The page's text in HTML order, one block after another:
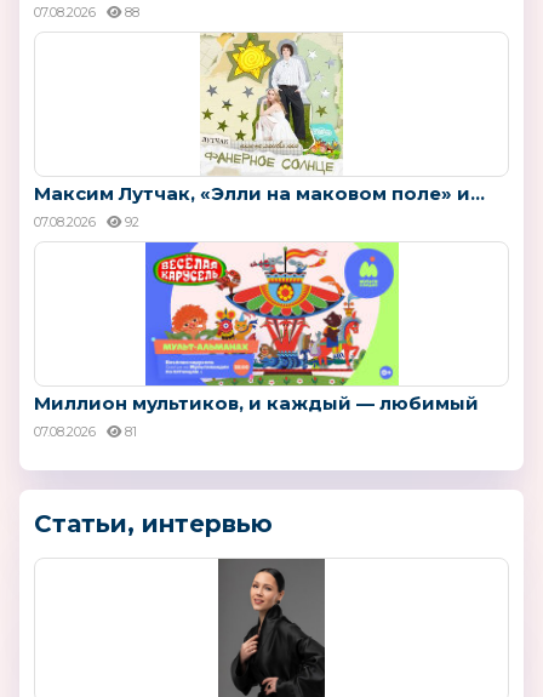
07.08.2026 88
Максим Лутчак, «Элли на маковом поле» и...
07.08.2026 92
Миллион мультиков, и каждый — любимый
07.08.2026 81
Статьи, интервью